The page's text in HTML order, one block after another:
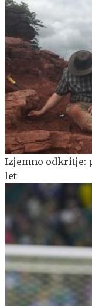
Izjemno odkritje:
let